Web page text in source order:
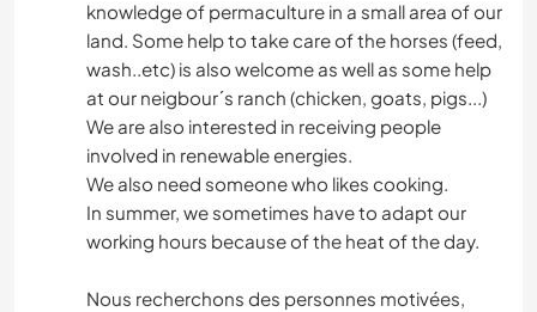
knowledge of permaculture in a small area of our
land. Some help to take care of the horses (feed,
wash..etc) is also welcome as well as some help
at our neigbour´s ranch (chicken, goats, pigs...)
We are also interested in receiving people
involved in renewable energies.
We also need someone who likes cooking.
In summer, we sometimes have to adapt our
working hours because of the heat of the day.
Nous recherchons des personnes motivées,